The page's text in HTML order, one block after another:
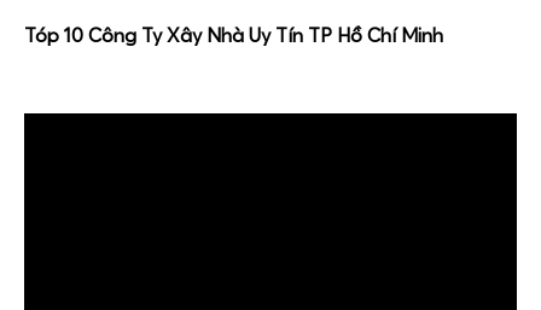
Tóp 10 Công Ty Xây Nhà Uy Tín TP Hồ Chí Minh